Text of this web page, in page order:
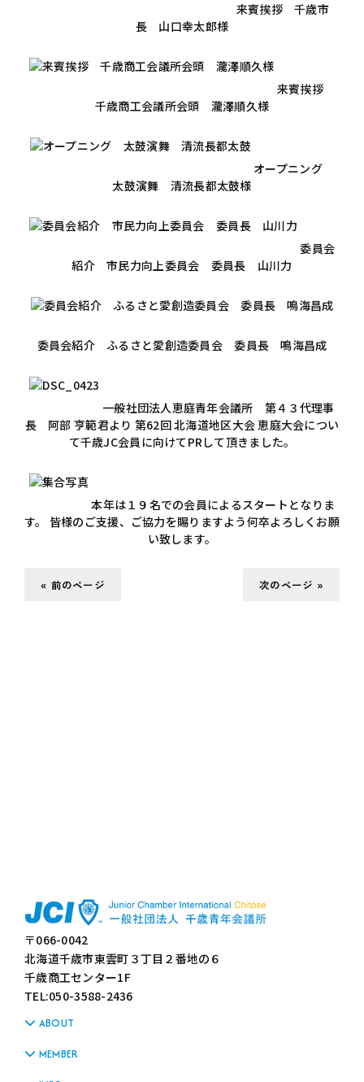
来賓挨拶 千歳市
長 山口幸太郎様
来賓挨拶
千歳商工会議所会頭 瀧澤順久様
オープニング
太鼓演舞 清流長都太鼓様
委員会
紹介 市民力向上委員会 委員長 山川力
委員会紹介 ふるさと愛創造委員会 委員長 鳴海昌成
一般社団法人恵庭青年会議所 第４３代理事
長 阿部 亨範君より 第62回 北海道地区大会 恵庭大会につい
て千歳JC会員に向けてPRして頂きました。
本年は１９名での会員によるスタートとなりま
す。 皆様のご支援、ご協力を賜りますよう何卒よろしくお願
い致します。
« 前のページ 次のページ »
〒066-0042
北海道千歳市東雲町３丁目２番地の６
千歳商工センター1F
TEL:050-3588-2436
ABOUT
MEMBER